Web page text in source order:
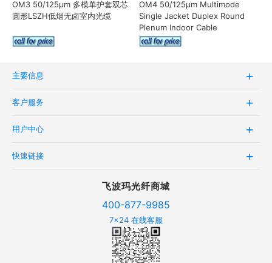
OM3 50/125μm 多模单护套双芯
圆形LSZH低烟无卤室内光缆
OM4 50/125μm Multimode
Single Jacket Duplex Round
Plenum Indoor Cable
主要信息
客户服务
用户中心
快速链接
飞波玛光纤商城
400-877-9985
7x24 在线客服